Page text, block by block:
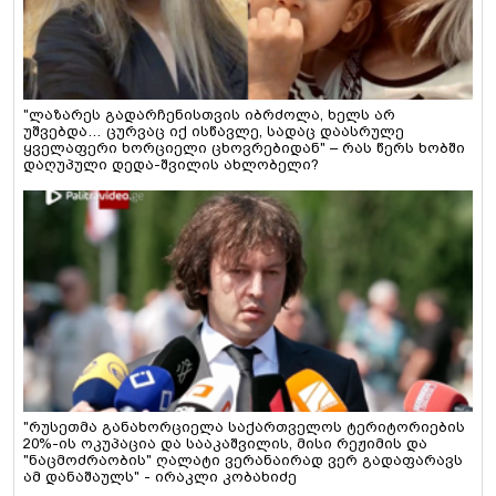
"ლაზარეს გადარჩენისთვის იბრძოლა, ხელს არ
უშვებდა… ცურვაც იქ ისწავლე, სადაც დაასრულე
ყველაფერი ხორციელი ცხოვრებიდან" – რას წერს ხობში
დაღუპული დედა-შვილის ახლობელი?
"რუსეთმა განახორციელა საქართველოს ტერიტორიების
20%-ის ოკუპაცია და სააკაშვილის, მისი რეჟიმის და
"ნაცმოძრაობის" ღალატი ვერანაირად ვერ გადაფარავს
ამ დანაშაულს" - ირაკლი კობახიძე